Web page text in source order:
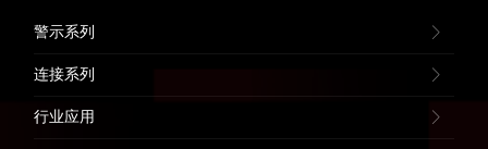
警示系列
连接系列
行业应用